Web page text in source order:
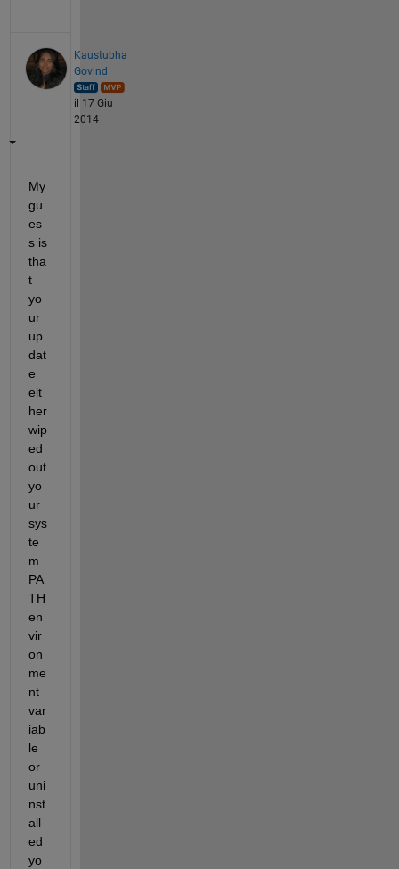
Kaustubha
Govind
il 17 Giu
2014
My
gu
es
s is
tha
t
yo
ur
up
dat
e
eit
her
wip
ed
out
yo
ur
sys
te
m
PA
TH
en
vir
on
me
nt
var
iab
le
or
uni
nst
all
ed
yo